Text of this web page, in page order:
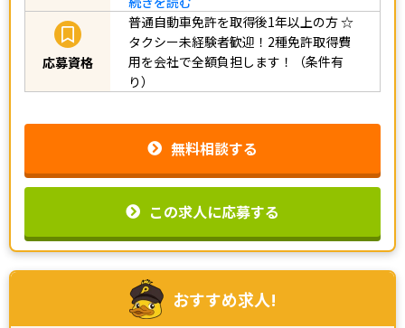
続きを読む
応募資格
普通自動車免許を取得後1年以上の方 ☆
タクシー未経験者歓迎！2種免許取得費
用を会社で全額負担します！（条件有
り）
無料相談する
この求人に応募する
おすすめ求人!